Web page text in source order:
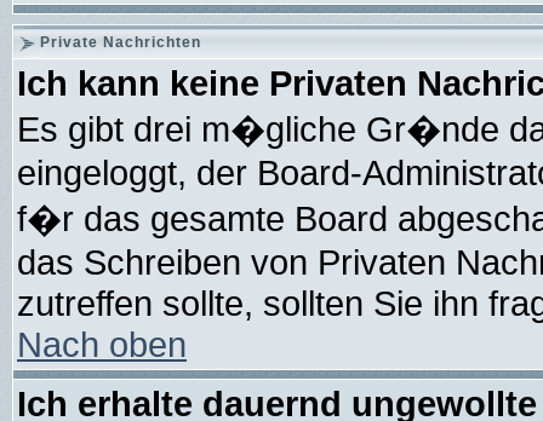
Private Nachrichten
Ich kann keine Privaten
Es gibt drei m�gliche Gr�nde
eingeloggt, der Board-
f�r das gesamte Board
das Schreiben von Privaten
zutreffen sollte, sollten Sie ihn
Nach oben
Ich erhalte dauernd